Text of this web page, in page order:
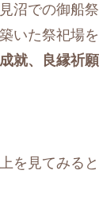
沼での御船
いた祭祀場
就、良縁祈
を見てみる